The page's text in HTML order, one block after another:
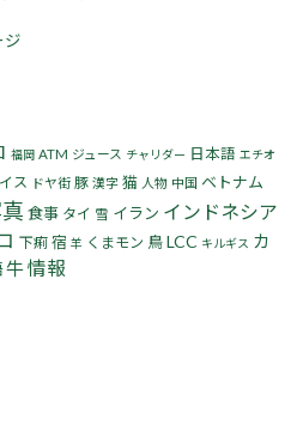
ジ
福岡 ATM ジュース チャリダー 日本語 エチオ
ス ドヤ街 豚 漢字 猫 人物 中国 ベトナム
食事 タイ 雪 イラン インドネシア
下痢 宿 羊 くまモン 鳥LCC キルギス カ
牛情報